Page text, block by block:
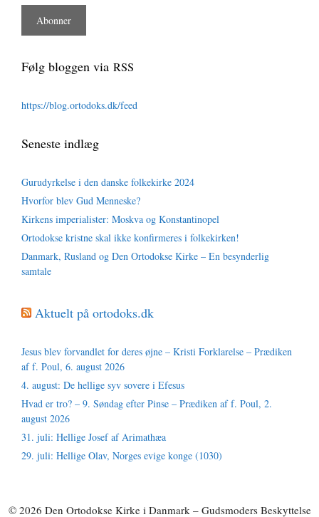
Følg bloggen via RSS
https://blog.ortodoks.dk/feed
Seneste indlæg
Gurudyrkelse i den danske folkekirke 2024
Hvorfor blev Gud Menneske?
Kirkens imperialister: Moskva og Konstantinopel
Ortodokse kristne skal ikke konfirmeres i folkekirken!
Danmark, Rusland og Den Ortodokse Kirke – En besynderlig
samtale
Aktuelt på ortodoks.dk
Jesus blev forvandlet for deres øjne – Kristi Forklarelse – Prædiken
af f. Poul, 6. august 2026
4. august: De hellige syv sovere i Efesus
Hvad er tro? – 9. Søndag efter Pinse – Prædiken af f. Poul, 2.
august 2026
31. juli: Hellige Josef af Arimathæa
29. juli: Hellige Olav, Norges evige konge (1030)
© 2026 Den Ortodokse Kirke i Danmark – Gudsmoders Beskyttelse